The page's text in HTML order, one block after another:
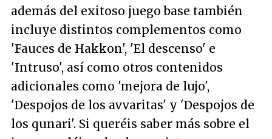
además del exitoso juego base también
incluye distintos complementos como
'Fauces de Hakkon', 'El descenso' e
'Intruso', así como otros contenidos
adicionales como 'mejora de lujo',
'Despojos de los avvaritas' y 'Despojos de
los qunari'. Si queréis saber más sobre el